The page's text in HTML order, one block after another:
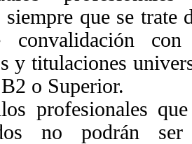
siempre que se trate
convalidación con
y titulaciones
o Superior.
profesionales
no podrán